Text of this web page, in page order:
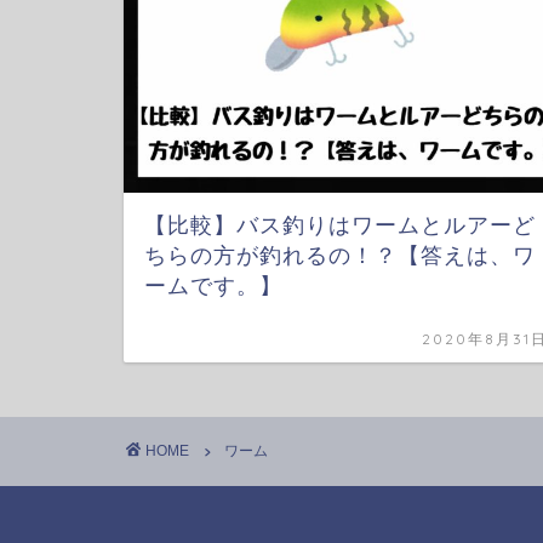
【比較】バス釣りはワームとルアーど
ちらの方が釣れるの！？【答えは、ワ
ームです。】
2020年8月31
HOME ワーム